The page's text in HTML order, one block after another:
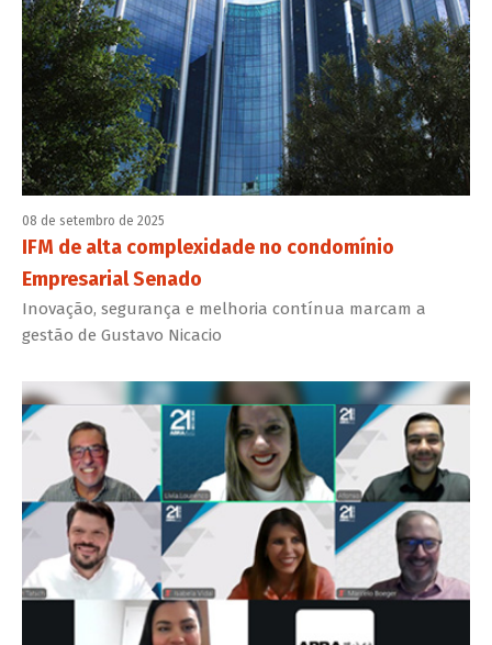
08 de setembro de 2025
IFM de alta complexidade no condomínio
Empresarial Senado
Inovação, segurança e melhoria contínua marcam a
gestão de Gustavo Nicacio